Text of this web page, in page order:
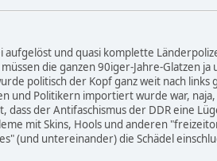
und quasi komplette
die ganzen 90iger-Jahre-Glatzen
politisch der Kopf ganz weit nach
und Politikern importiert wurde war,
der Antifaschismus der DDR eine
mit Skins, Hools und anderen
(und untereinander) die Schädel